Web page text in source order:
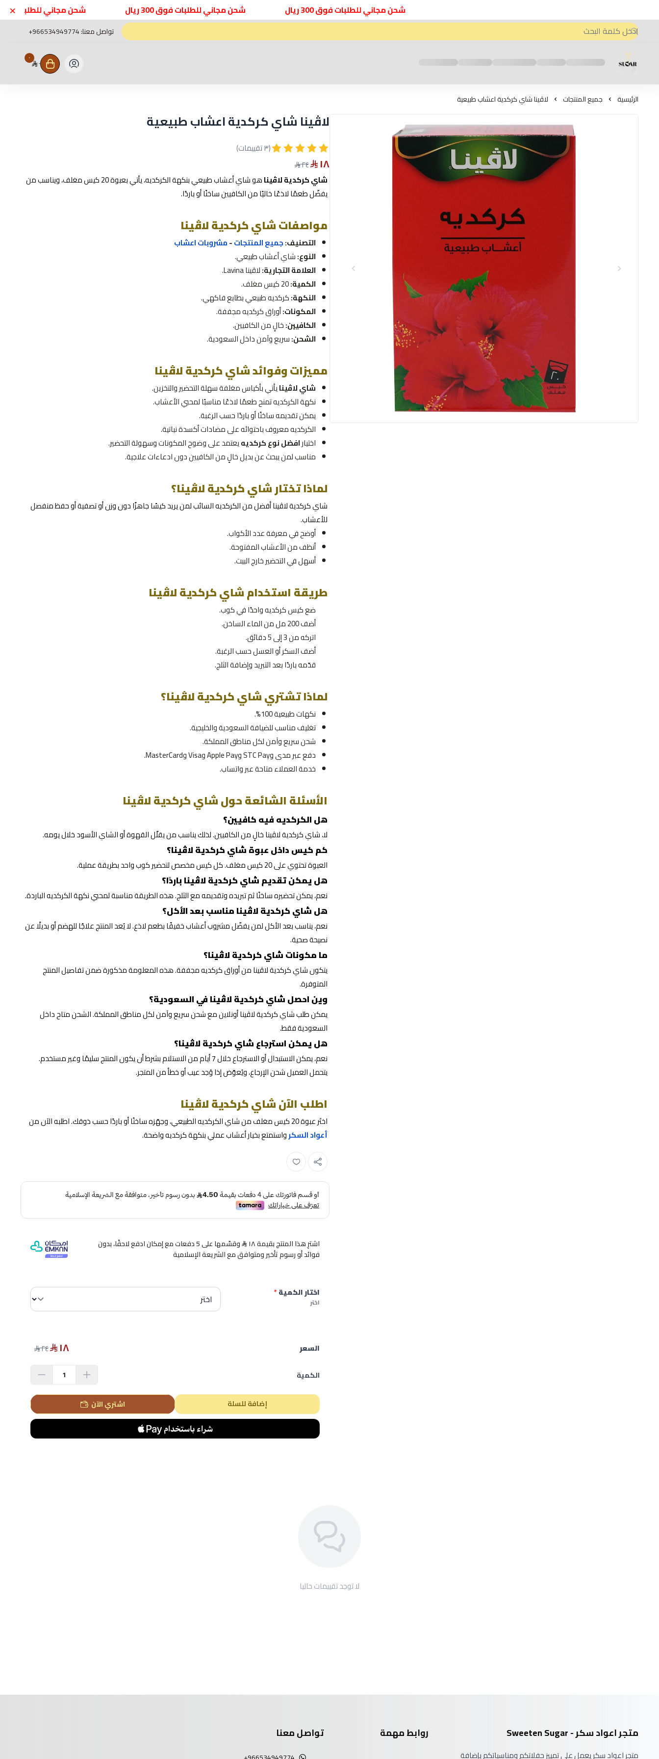
شحن مجاني للطلبات فوق 300 ريال شحن مجاني للطلبات فوق 300 ريال شحن مجاني للطلبات فوق 300 ريال ×
تواصل معنا:+966534949774
متجر اعواد سكر - Sweeten Sugar
٠ ٠
الرئيسية جميع المنتجات لاڤينا شاي كركدية اعشاب طبيعية
لاڤينا شاي كركدية اعشاب طبيعية
(٣ تقييمات)
١٨
٢٤
شاي كركدية لاڤينا
هو شاي أعشاب طبيعي بنكهة الكركديه، يأتي بعبوة 20 كيس مغلف، ويناسب من
يفضّل طعمًا لاذعًا خاليًا من الكافيين ساخنًا أو باردًا.
مواصفات شاي كركدية لاڤينا
التصنيف:جميع المنتجات-مشروبات اعشاب
النوع:شاي أعشاب طبيعي.
العلامة التجارية:لاڤينا Lavina.
الكمية:
النكهة:كركديه طبيعي بطابع فاكهي.
المكونات:أوراق كركديه مجففة.
الكافيين:خالٍ من الكافيين.
الشحن:سريع وآمن داخل السعودية.
مميزات وفوائد شاي كركدية لاڤينا
شاي لاڤينايأتي بأكياس مغلفة سهلة التحضير والتخزين.
نكهة الكركديه تمنح طعمًا لاذعًا مناسبًا لمحبي الأعشاب.
يمكن تقديمه ساخنًا أو باردًا حسب الرغبة.
الكركديه معروف باحتوائه على مضادات أكسدة نباتية.
اختيارافضل نوع كركديهيعتمد على وضوح المكونات وسهولة التحضير.
مناسب لمن يبحث عن بديل خالٍ من الكافيين دون ادعاءات علاجية.
لماذا تختار شاي كركدية لاڤينا؟
شاي كركدية لاڤينا أفضل من الكركديه السائب لمن يريد كيسًا جاهزًا دون وزن أو تصفية أو حفظ منفصل
للأعشاب.
أوضح في معرفة عدد الأكواب.
أنظف من الأعشاب المفتوحة.
أسهل في التحضير خارج البيت.
طريقة استخدام شاي كركدية لاڤينا
ضع كيس كركديه واحدًا في كوب.
أضف 200 مل من الماء الساخن.
اتركه من 3 إلى 5 دقائق.
أضف السكر أو العسل حسب الرغبة.
قدّمه باردًا بعد التبريد وإضافة الثلج.
لماذا تشتري شاي كركدية لاڤينا؟
نكهات طبيعية 100%.
تغليف مناسب للضيافة السعودية والخليجية.
شحن سريع وآمن لكل مناطق المملكة.
دفع عبر مدى وSTC Pay وApple Pay وVisa وMasterCard.
خدمة العملاء متاحة عبر واتساب.
الأسئلة الشائعة حول شاي كركدية لاڤينا
هل الكركديه فيه كافيين؟
لا، شاي كركدية لاڤينا خالٍ من الكافيين. لذلك يناسب من يقلّل القهوة أو الشاي الأسود خلال يومه.
كم كيس داخل عبوة شاي كركدية لاڤينا؟
العبوة تحتوي على 20 كيس مغلف. كل كيس مخصص لتحضير كوب واحد بطريقة عملية.
هل يمكن تقديم شاي كركدية لاڤينا باردًا؟
نعم، يمكن تحضيره ساخنًا ثم تبريده وتقديمه مع الثلج. هذه الطريقة مناسبة لمحبي نكهة الكركديه الباردة.
هل شاي كركدية لاڤينا مناسب بعد الأكل؟
نعم، يناسب بعد الأكل لمن يفضّل مشروب أعشاب خفيفًا بطعم لاذع. لا يُعد المنتج علاجًا للهضم أو بديلًا عن
نصيحة صحية.
ما مكونات شاي كركدية لاڤينا؟
يتكون شاي كركدية لاڤينا من أوراق كركديه مجففة. هذه المعلومة مذكورة ضمن تفاصيل المنتج
المتوفرة.
وين احصل شاي كركدية لاڤينا في السعودية؟
يمكن طلب شاي كركدية لاڤينا أونلاين مع شحن سريع وآمن لكل مناطق المملكة. الشحن متاح داخل
السعودية فقط.
هل يمكن استرجاع شاي كركدية لاڤينا؟
نعم، يمكن الاستبدال أو الاسترجاع خلال 7 أيام من الاستلام بشرط أن يكون المنتج سليمًا وغير مستخدم.
يتحمل العميل شحن الإرجاع، ويُعوّض إذا وُجد عيب أو خطأ من المتجر.
اطلب الآن شاي كركدية لاڤينا
اختَر عبوة 20 كيس مغلف من شاي الكركديه الطبيعي، وجهّزه ساخنًا أو باردًا حسب ذوقك. اطلبه الآن من
أعواد السكرواستمتع بخيار أعشاب عملي بنكهة كركديه واضحة.
اشترِ هذا المنتج بقيمة ١٨
وقسّمها على 5 دفعات مع إمكان ادفع لاحقًا، بدون
فوائد أو رسوم تأخير ومتوافق مع الشريعة الإسلامية
اختار الكمية*
اختر
السعر ١٨ ٢٤
الكمية
إضافة للسلة اشتري الآن
لا توجد تقييمات حاليا
متجر اعواد سكر - Sweeten Sugar
متجر اعواد سكر يعمل على تمييز حفلاتكم ومناسباتكم بإضافة
روابط مهمة تواصل معنا